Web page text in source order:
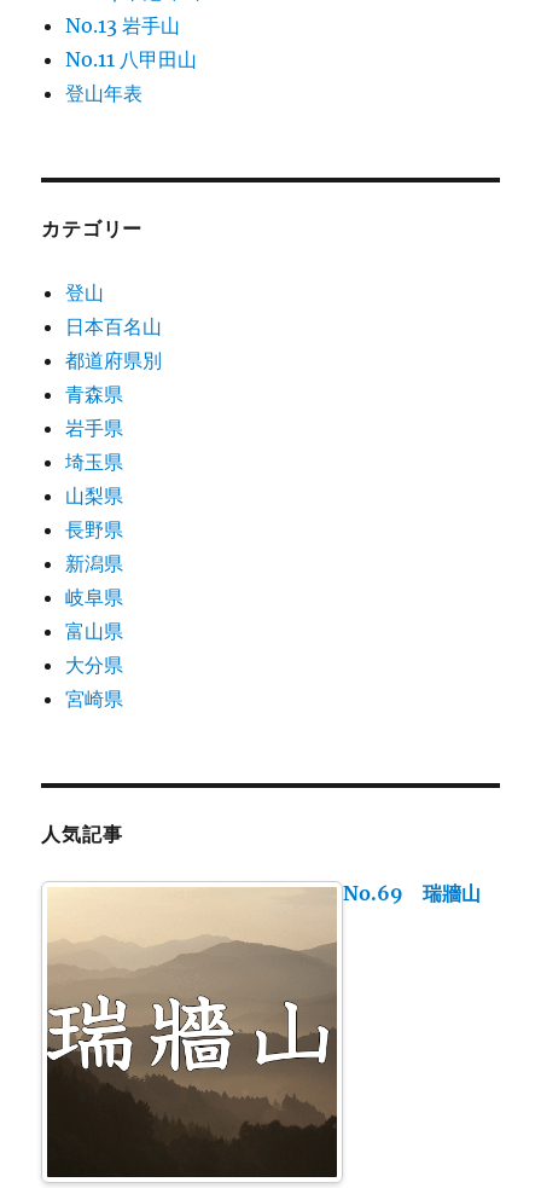
No.13 岩手山
No.11 八甲田山
登山年表
カテゴリー
登山
日本百名山
都道府県別
青森県
岩手県
埼玉県
山梨県
長野県
新潟県
岐阜県
富山県
大分県
宮崎県
人気記事
No.69 瑞牆山